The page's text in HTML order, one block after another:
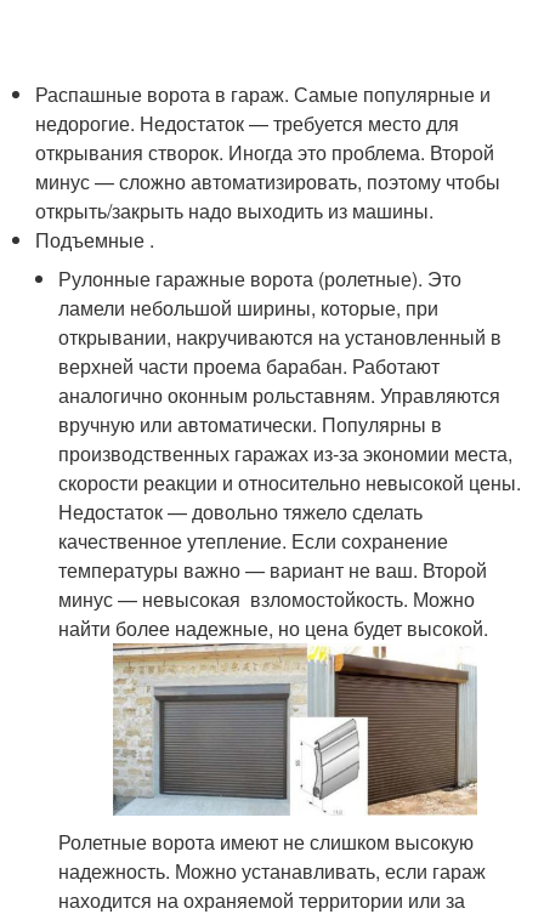
Распашные ворота в гараж. Самые популярные и
недорогие. Недостаток — требуется место для
открывания створок. Иногда это проблема. Второй
минус — сложно автоматизировать, поэтому чтобы
открыть/закрыть надо выходить из машины.
Подъемные .
Рулонные гаражные ворота (ролетные). Это
ламели небольшой ширины, которые, при
открывании, накручиваются на установленный в
верхней части проема барабан. Работают
аналогично оконным рольставням. Управляются
вручную или автоматически. Популярны в
производственных гаражах из-за экономии места,
скорости реакции и относительно невысокой цены.
Недостаток — довольно тяжело сделать
качественное утепление. Если сохранение
температуры важно — вариант не ваш. Второй
минус — невысокая взломостойкость. Можно
найти более надежные, но цена будет высокой.
Ролетные ворота имеют не слишком высокую
надежность. Можно устанавливать, если гараж
находится на охраняемой территории или за